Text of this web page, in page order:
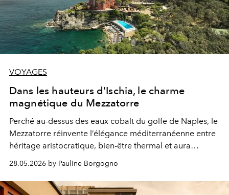
VOYAGES
Dans les hauteurs d'Ischia, le charme
magnétique du Mezzatorre
Perché au-dessus des eaux cobalt du golfe de Naples, le
Mezzatorre réinvente l’élégance méditerranéenne entre
héritage aristocratique, bien-être thermal et aura
cinématographique.
28.05.2026 by Pauline Borgogno